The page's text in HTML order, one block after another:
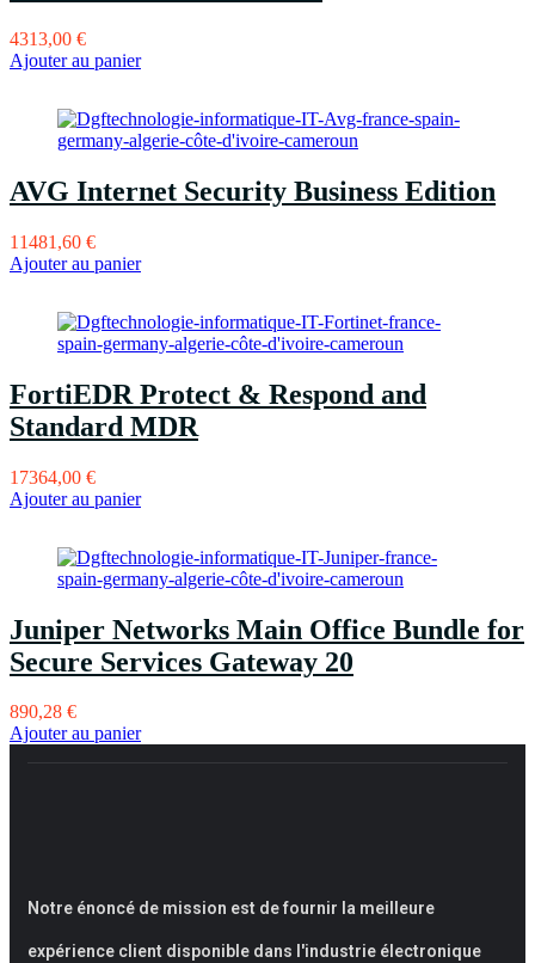
4313,00 €
Ajouter au panier
AVG Internet Security Business Edition
11481,60 €
Ajouter au panier
FortiEDR Protect & Respond and
Standard MDR
17364,00 €
Ajouter au panier
Juniper Networks Main Office Bundle for
Secure Services Gateway 20
890,28 €
Ajouter au panier
Notre énoncé de mission est de fournir la meilleure
expérience client disponible dans l'industrie électronique